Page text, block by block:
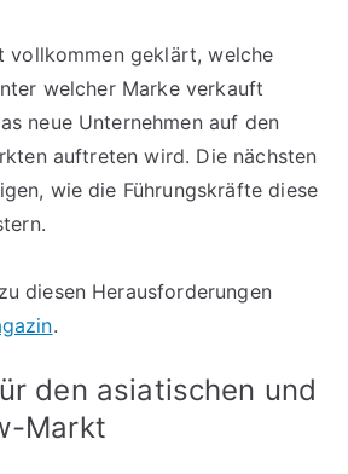
vollkommen geklärt, welche
welcher Marke verkauft
neue Unternehmen auf den
auftreten wird. Die nächsten
wie die Führungskräfte diese
diesen Herausforderungen
.
den asiatischen und
Markt